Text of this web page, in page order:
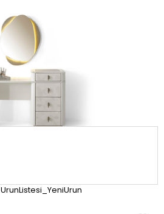
UrunListesi_YeniUrun